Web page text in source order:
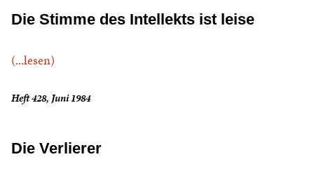
Die Stimme des Intellekts ist leise
(...lesen)
Heft 428, Juni 1984
Die Verlierer